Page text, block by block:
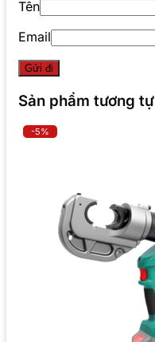
Tên
Email
Sản phẩm tương tự
-5%